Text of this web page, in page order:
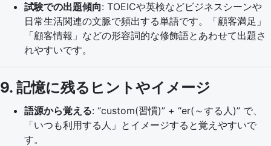
試験での出題傾向: TOEICや英検などビジネスシーンや
日常生活関連の文脈で頻出する単語です。「顧客満足」
「顧客情報」などの形容詞的な修飾語とあわせて出題さ
れやすいです。
9. 記憶に残るヒントやイメージ
語源から覚える: “custom(習慣)” + “er(～する人)” で、
「いつも利用する人」とイメージすると覚えやすいで
す。